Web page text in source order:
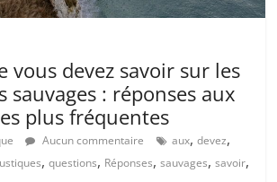
vous devez savoir sur les
sauvages : réponses aux
plus fréquentes
Aucun commentaire aux,devez,
,questions, Réponses,sauvages,savoir,